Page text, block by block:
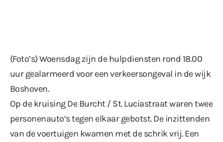
(Foto’s) Woensdag zijn de hulpdiensten rond 18.00
uur gealarmeerd voor een verkeersongeval in de wijk
Boshoven.
Op de kruising De Burcht / St. Luciastraat waren twee
personenauto’s tegen elkaar gebotst. De inzittenden
van de voertuigen kwamen met de schrik vrij. Een